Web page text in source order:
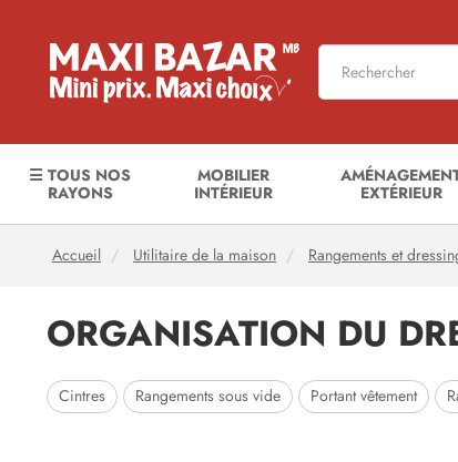
☰ TOUS NOS
RAYONS
MOBILIER
INTÉRIEUR
EXTÉRIEUR
Accueil Utilitaire de la maison Rangements et
ORGANISATION DU
Cintres Rangements sous vide Portant vêtement